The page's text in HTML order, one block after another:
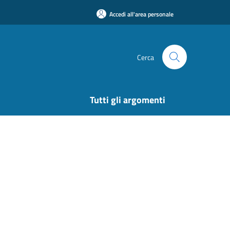
Accedi all'area personale
Cerca
Tutti gli argomenti